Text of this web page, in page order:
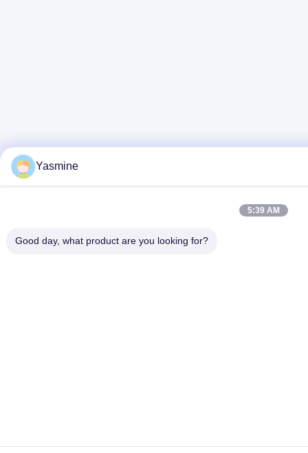
Yasmine
5:39 AM
Good day, what product are you looking for?